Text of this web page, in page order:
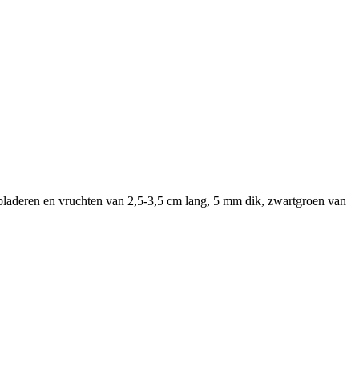
en vruchten van 2,5-3,5 cm lang, 5 mm dik, zwartgroen van